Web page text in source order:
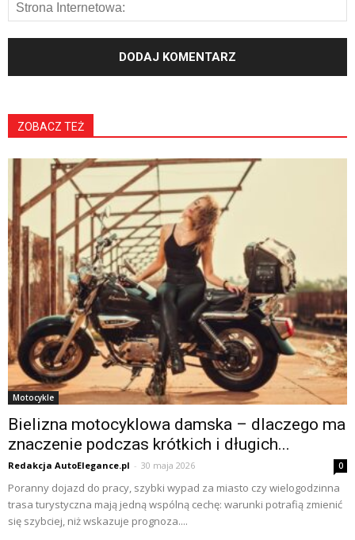
ZOBACZ TEŻ
Motocykle
Bielizna motocyklowa damska – dlaczego ma
znaczenie podczas krótkich i długich...
Redakcja AutoElegance.pl - 30 maja 2026 0
Poranny dojazd do pracy, szybki wypad za miasto czy wielogodzinna
trasa turystyczna mają jedną wspólną cechę: warunki potrafią zmienić
się szybciej, niż wskazuje prognoza....